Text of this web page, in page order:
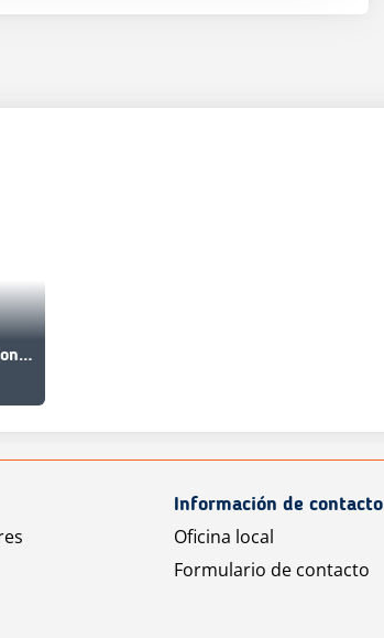
Sany SY 135C/13tons/Used/Best/High quality/Latest model
Información de contacto
Oficina local
Formulario de contacto